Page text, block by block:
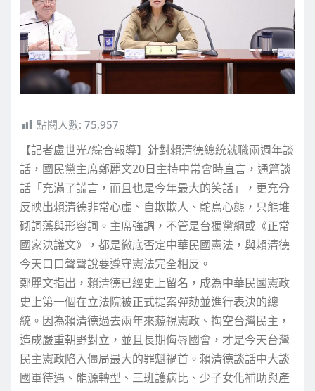
點閱人數: 75,957
【記者盧世光/綜合報導】針對賴清德總統就職兩週年談
話，國民黨主席鄭麗文20日主持中常會時直言，通篇談
話「充滿了謊言，而且也是今年最大的笑話」，更充分
反映出賴清德非常心虛、自欺欺人、鴕鳥心態，只能堆
砌詞藻與形容詞。主席強調，不管是台獨黨綱或《正常
國家決議文》，都是徹底否定中華民國憲法，與賴清德
今天口口聲聲說要遵守憲法完全相反。
鄭麗文指出，賴清德已經史上留名，成為中華民國憲政
史上第一個在立法院被正式提案彈劾並進行表決的總
統。因為賴清德過去兩年來藐視憲政、掏空台灣民主，
造成嚴重朝野對立，並且長期侮辱國會，才是今天台灣
民主憲政陷入僵局最大的罪魁禍首。賴清德談話中大談
國軍待遇、能源轉型、三班護病比、少子女化補助與產